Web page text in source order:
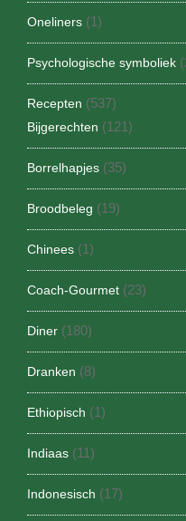
Oneliners (1)
Psychologische symboliek
Recepten (537)
Bijgerechten (121)
Borrelhapjes (35)
Broodbeleg (19)
Chinees (1)
Coach-Gourmet (23)
Diner (180)
Dranken (8)
Ethiopisch (1)
Indiaas (11)
Indonesisch (17)